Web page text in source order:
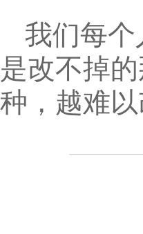
我们每
是改不掉
种，越难